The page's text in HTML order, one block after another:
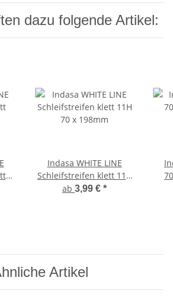
dazu folgende Artikel:
Indasa WHITE LINE
Schleifstreifen klett 11H
70 x 198mm
ab 3,99 € *
Artikel